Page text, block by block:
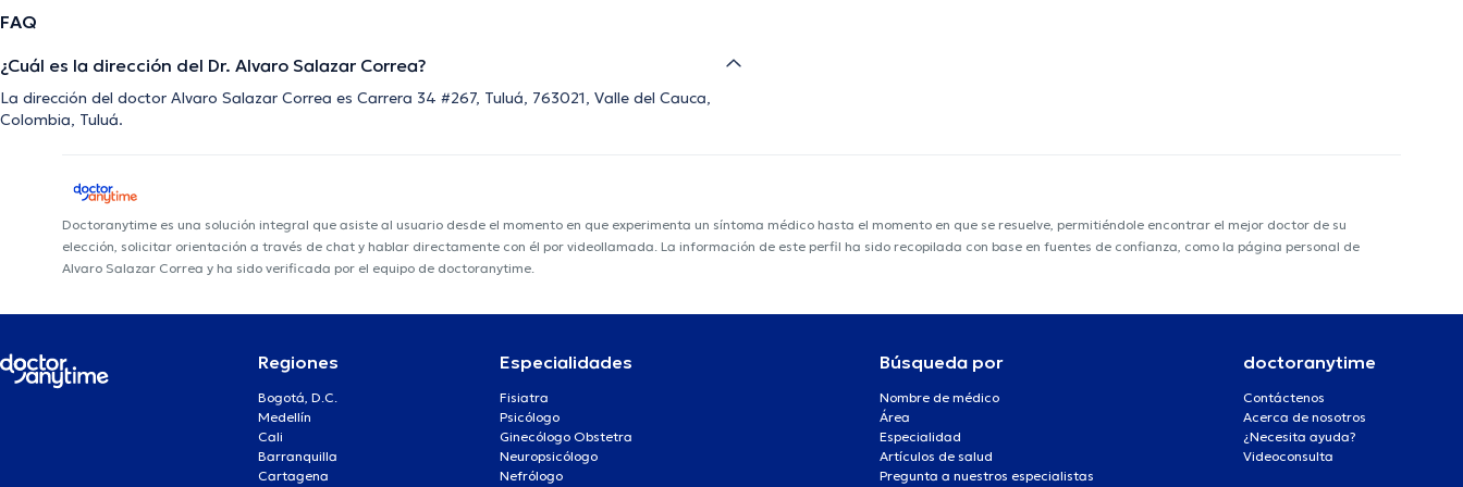
FAQ
¿Cuál es la dirección del Dr. Alvaro Salazar Correa?
La dirección del doctor Alvaro Salazar Correa es Carrera 34 #267, Tuluá, 763021, Valle del Cauca,
Colombia, Tuluá.
Doctoranytime es una solución integral que asiste al usuario desde el momento en que experimenta un síntoma médico hasta el momento en que se resuelve, permitiéndole encontrar el mejor doctor de su
elección, solicitar orientación a través de chat y hablar directamente con él por videollamada. La información de este perfil ha sido recopilada con base en fuentes de confianza, como la página personal de
Alvaro Salazar Correa y ha sido verificada por el equipo de doctoranytime.
Regiones
Bogotá, D.C.
Medellín
Cali
Barranquilla
Cartagena
Especialidades
Fisiatra
Psicólogo
Ginecólogo Obstetra
Neuropsicólogo
Nefrólogo
Búsqueda por
Nombre de médico
Área
Especialidad
Artículos de salud
Pregunta a nuestros especialistas
doctoranytime
Contáctenos
Acerca de nosotros
¿Necesita ayuda?
Videoconsulta